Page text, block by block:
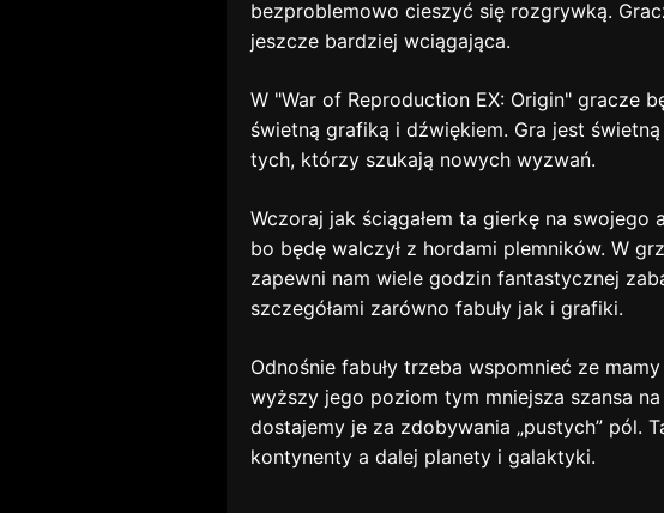
bezproblemowo cieszyć się rozgrywką.
jeszcze bardziej wciągająca.
W "War of Reproduction EX: Origin" gracze
świetną grafiką i dźwiękiem. Gra jest
tych, którzy szukają nowych wyzwań.
Wczoraj jak ściągałem ta gierkę na swojego
bo będę walczył z hordami plemników. W
zapewni nam wiele godzin fantastycznej
szczegółami zarówno fabuły jak i grafiki.
Odnośnie fabuły trzeba wspomnieć ze
wyższy jego poziom tym mniejsza szansa
dostajemy je za zdobywania „pustych” pól.
kontynenty a dalej planety i galaktyki.